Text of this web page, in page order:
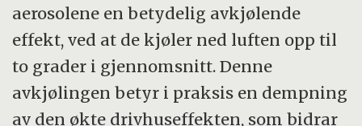
aerosolene en betydelig avkjølende
effekt, ved at de kjøler ned luften opp til
to grader i gjennomsnitt. Denne
avkjølingen betyr i praksis en dempning
av den økte drivhuseffekten, som bidrar